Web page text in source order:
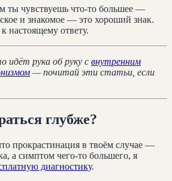
ты чувствуешь что-то большее —
и знакомое — это хороший знак.
настоящему ответу.
идёт рука об руку с внутренним
— почитай эти статьи, если
глубже?
прокрастинация в твоём случае —
а симптом чего-то большего, я
диагностику.